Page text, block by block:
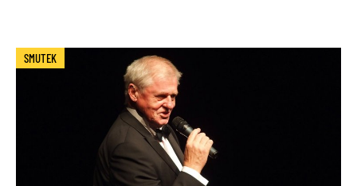
SMUTEK